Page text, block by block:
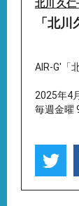
北川 久仁
「北
AIR-G'「
2025年4
毎週金曜